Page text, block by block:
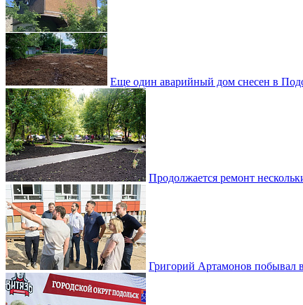
Еще один аварийный дом снесен в
Продолжается ремонт
Григорий Артамонов побывал